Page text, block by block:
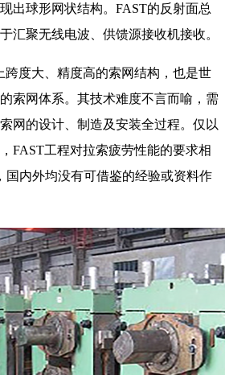
出球形网状结构。FAST的反射面总
汇聚无线电波、供馈源接收机接收。
跨度大、精度高的索网结构，也是世
索网体系。其技术难度不言而喻，需
网的设计、制造及安装全过程。仅以
FAST工程对拉索疲劳性能的要求相
国内外均没有可借鉴的经验或资料作